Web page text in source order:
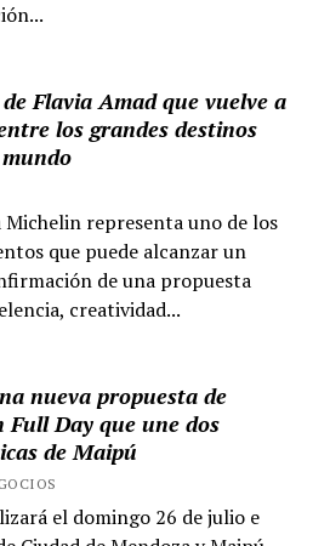
Flavia Amad que vuelve a
los grandes destinos
representa uno de los
que puede alcanzar un
de una propuesta
creatividad...
nueva propuesta de
Day que une dos
de Maipú
el domingo 26 de julio e